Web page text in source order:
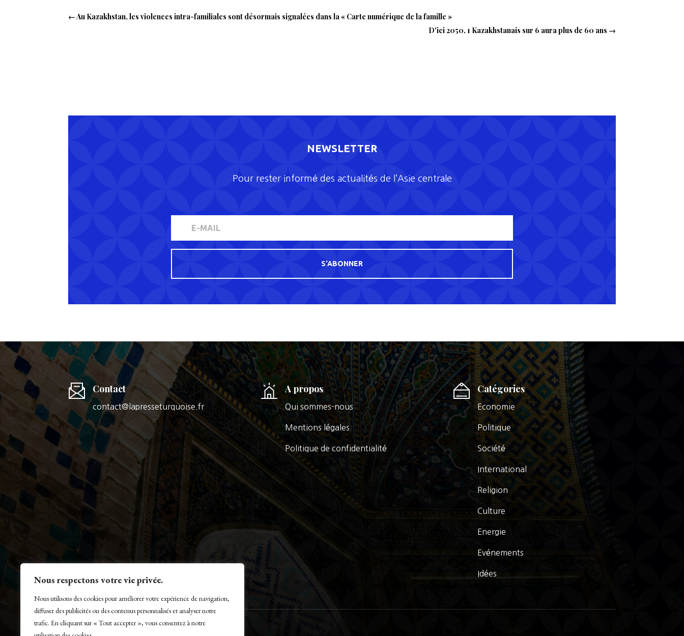
Nous respectons votre vie privée.
Nous utilisons des cookies pour améliorer votre expérience de navigation,
diffuser des publicités ou des contenus personnalisés et analyser notre
trafic. En cliquant sur « Tout accepter », vous consentez à notre
←Au Kazakhstan, les violences intra-familiales sont désormais signalées dans la « Carte numérique de la famille »
D'ici 2050, 1 Kazakhstanais sur 6 aura plus de 60 ans →
NEWSLETTER
Pour rester informé des actualités de l’Asie centrale
S'ABONNER
Contact
contact@lapresseturquoise.fr
A propos
Qui sommes-nous
Mentions légales
Politique de confidentialité
Catégories
Economie
Politique
Société
International
Religion
Culture
Energie
Evénements
Idées